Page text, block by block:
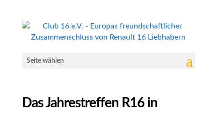
Seite wählen
Das Jahrestreffen R16 in